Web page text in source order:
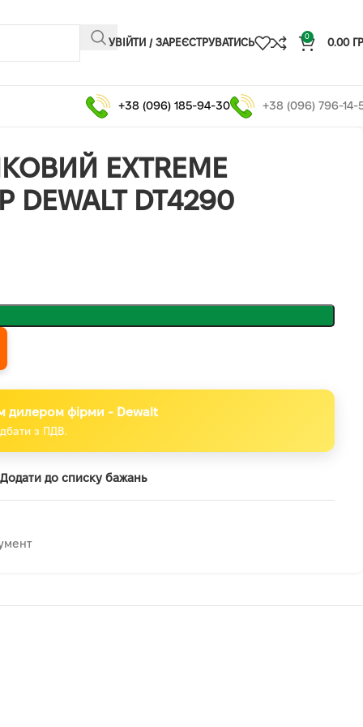
УВІЙТИ / ЗАРЕЄСТРУВАТИСЬ
0
0.00
+38 (096) 185-94-30 +38 (096) 796-14-
EXTREME
DEWALT DT4290
дилером фірми - Dewalt
з ПДВ.
Додати до списку бажань